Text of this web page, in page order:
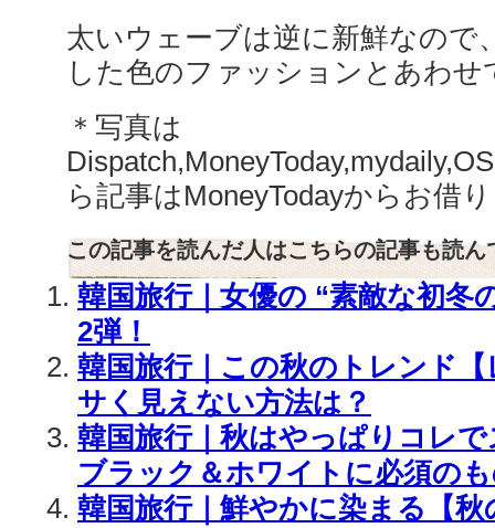
太いウェーブは逆に新鮮なので
した色のファッションとあわ
＊写真は
ら記事はMoneyTodayからお借
この記事を読んだ人はこちらの記事も読ん
韓国旅行｜女優の “素敵な初冬
2弾！
韓国旅行｜この秋のトレンド
サく見えない方法は？
韓国旅行｜秋はやっぱりコレ
ブラック＆ホワイトに必須の
韓国旅行｜鮮やかに染まる【